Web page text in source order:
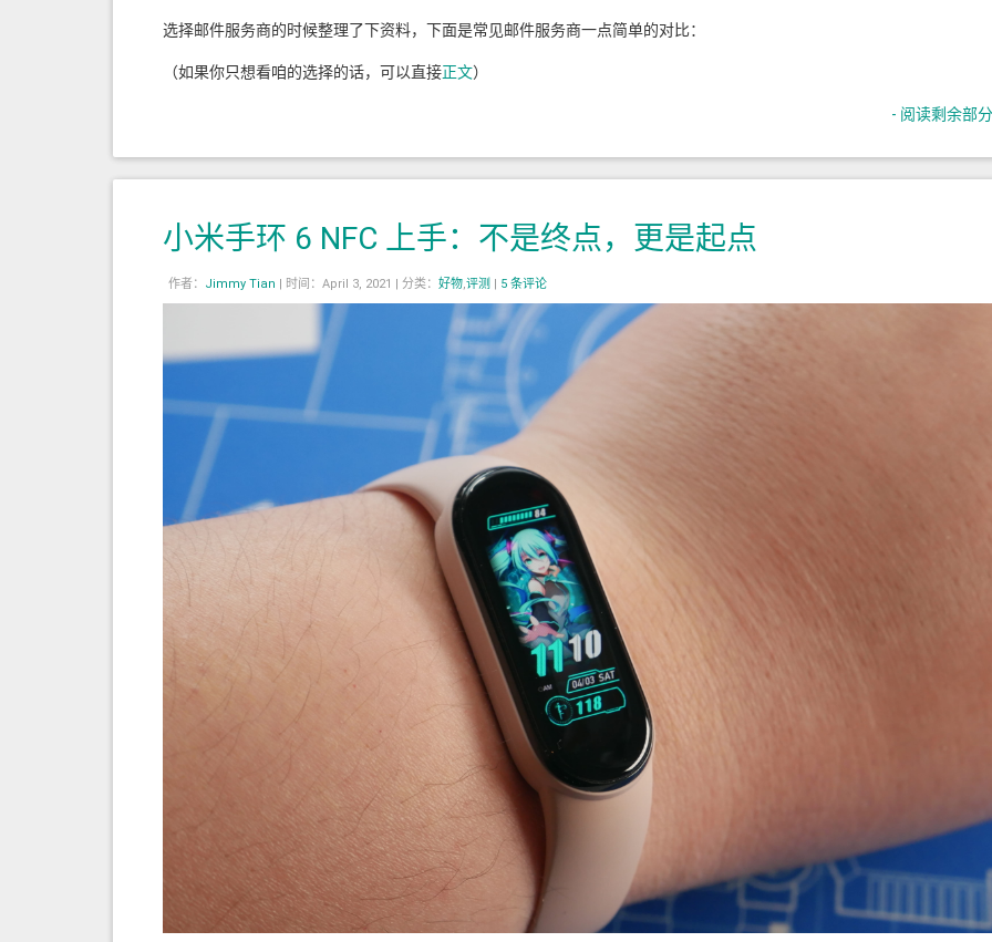
选择邮件服务商的时候整理了下资料，下面是常见邮件服务商一点简单的对比：
（如果你只想看咱的选择的话，可以直接正文）
- 阅读剩余部
小米手环 6 NFC 上手：不是终点，更是起点
作者： Jimmy Tian | 时间：April 3, 2021 | 分类： 好物,评测 | 5 条评论